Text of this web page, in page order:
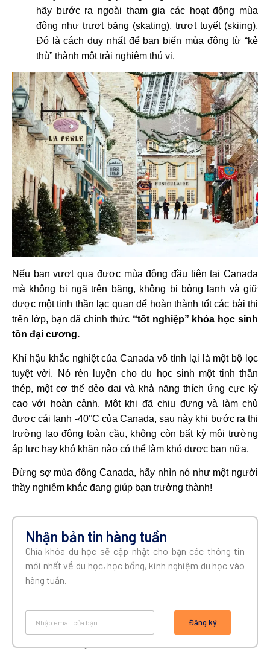
hãy bước ra ngoài tham gia các hoạt động mùa
đông như trượt băng (skating), trượt tuyết (skiing).
Đó là cách duy nhất để bạn biến mùa đông từ “kẻ
thù” thành một trải nghiệm thú vị.
Nếu bạn vượt qua được mùa đông đầu tiên tại Canada
mà không bị ngã trên băng, không bị bỏng lạnh và giữ
được một tinh thần lạc quan để hoàn thành tốt các bài thi
trên lớp, bạn đã chính thức “tốt nghiệp” khóa học sinh
tồn đại cương.
Khí hậu khắc nghiệt của Canada vô tình lại là một bộ lọc
tuyệt vời. Nó rèn luyện cho du học sinh một tinh thần
thép, một cơ thể dẻo dai và khả năng thích ứng cực kỳ
cao với hoàn cảnh. Một khi đã chịu đựng và làm chủ
được cái lạnh -40°C của Canada, sau này khi bước ra thị
trường lao động toàn cầu, không còn bất kỳ môi trường
áp lực hay khó khăn nào có thể làm khó được bạn nữa.
Đừng sợ mùa đông Canada, hãy nhìn nó như một người
thầy nghiêm khắc đang giúp bạn trưởng thành!
Nhận bản tin hàng tuần
Chìa khóa du học sẽ cập nhật cho bạn các thông tin
mới nhất về du học, học bổng, kinh nghiệm du học vào
hàng tuần.
Đăng ký